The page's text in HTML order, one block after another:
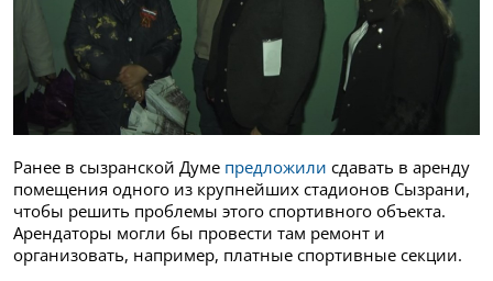
Ранее в сызранской Думе предложили сдавать в аренду
помещения одного из крупнейших стадионов Сызрани,
чтобы решить проблемы этого спортивного объекта.
Арендаторы могли бы провести там ремонт и
организовать, например, платные спортивные секции.